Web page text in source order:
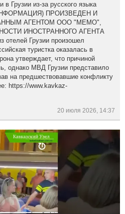
в Грузии из-за русского языка
ПРОИЗВЕДЕН И
АГЕНТОМ ООО "МЕМО",
ИНОСТРАННОГО АГЕНТА
Грузии произошел
туристка оказалась в
утверждает, что причиной
однако МВД Грузии представило
на предшествовавшие конфликту
https://www.kavkaz-
20 июля 2026, 14:37